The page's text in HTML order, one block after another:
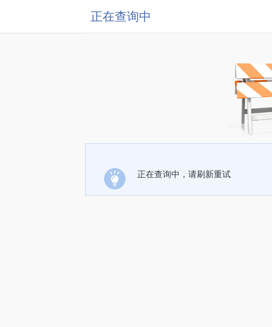
正在查询中
正在查询中，请刷新重试